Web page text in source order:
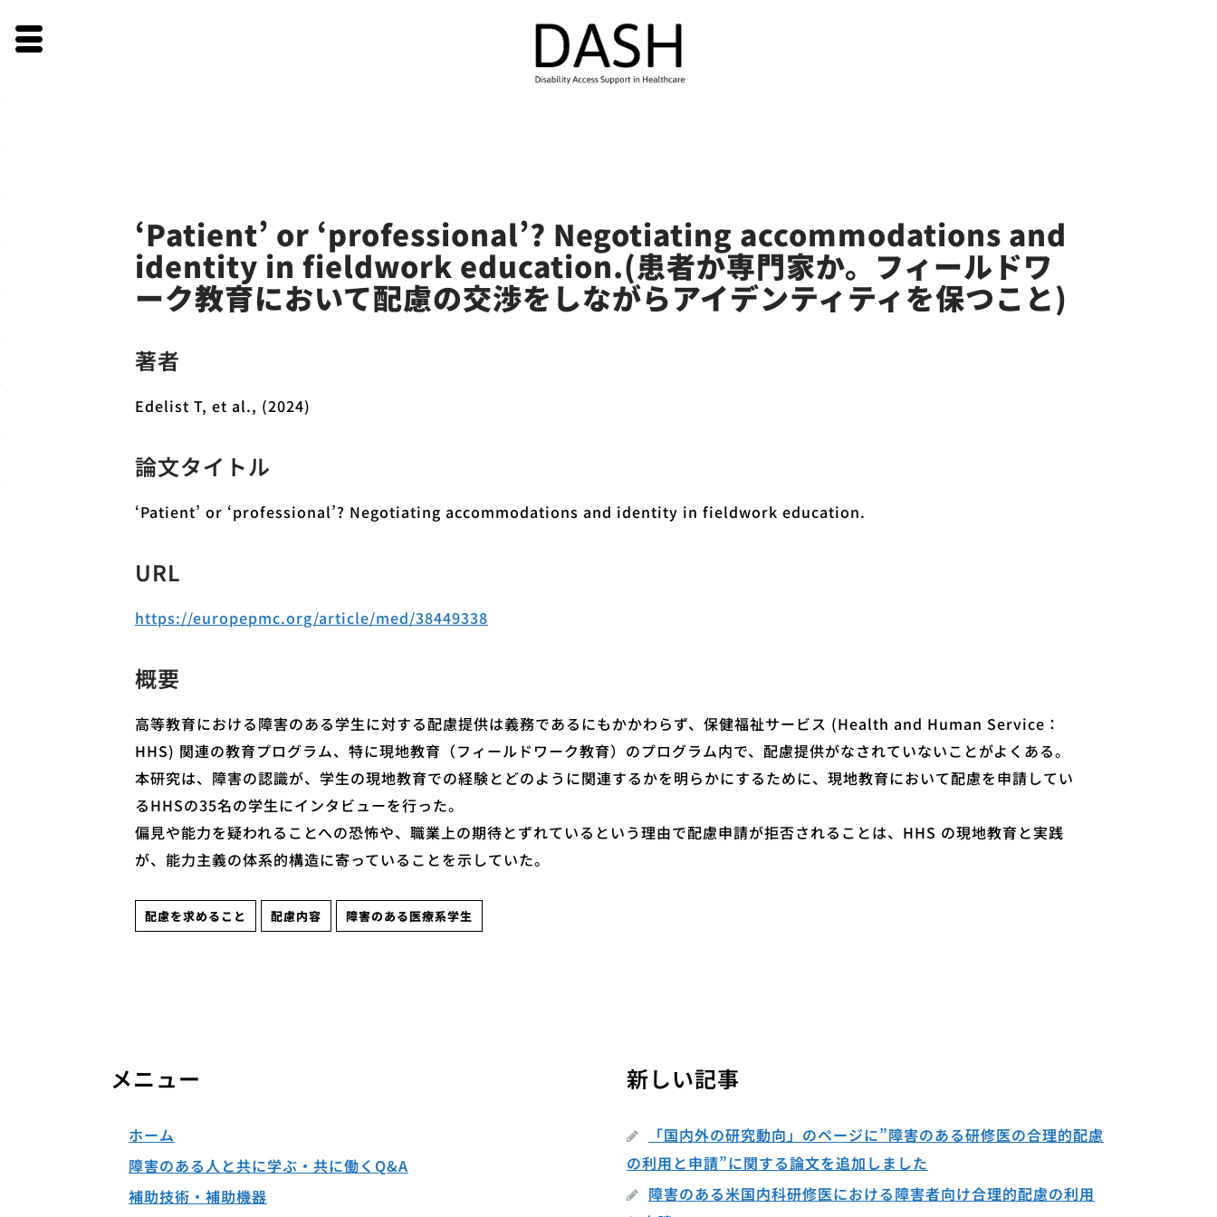
‘Patient’ or ‘professional’? Negotiating accommodations and
identity in fieldwork education.(患者か専門家か。フィールドワ
ーク教育において配慮の交渉をしながらアイデンティティを保つこと)
著者
Edelist T, et al., (2024)
論文タイトル
‘Patient’ or ‘professional’? Negotiating accommodations and identity in fieldwork education.
URL
https://europepmc.org/article/med/38449338
概要
高等教育における障害のある学生に対する配慮提供は義務であるにもかかわらず、保健福祉サービス (Health and Human Service：
HHS) 関連の教育プログラム、特に現地教育（フィールドワーク教育）のプログラム内で、配慮提供がなされていないことがよくある。
本研究は、障害の認識が、学生の現地教育での経験とどのように関連するかを明らかにするために、現地教育において配慮を申請してい
るHHSの35名の学生にインタビューを行った。
偏見や能力を疑われることへの恐怖や、職業上の期待とずれているという理由で配慮申請が拒否されることは、HHS の現地教育と実践
が、能力主義の体系的構造に寄っていることを示していた。
配慮を求めること 配慮内容 障害のある医療系学生
メニュー
ホーム
障害のある人と共に学ぶ・共に働くQ&A
補助技術・補助機器
新しい記事
「国内外の研究動向」のページに”障害のある研修医の合理的配慮
の利用と申請”に関する論文を追加しました
障害のある米国内科研修医における障害者向け合理的配慮の利用